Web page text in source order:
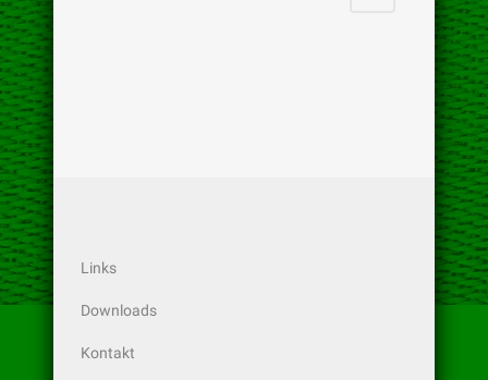
Links
Downloads
Kontakt